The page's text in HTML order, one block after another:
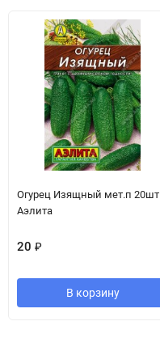
Огурец Изящный мет.п 20шт
Аэлита
20 ₽
В корзину